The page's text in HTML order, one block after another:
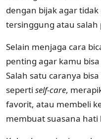
dengan bijak agar
tersinggung atau salah
Selain menjaga cara
penting agar kamu
Salah satu caranya
seperti self-care,
favorit, atau membeli
membuat suasana hati